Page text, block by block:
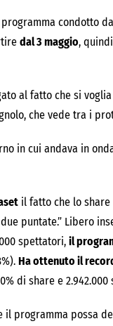
condotto
dal 3 maggio, quindi
al fatto che si
che vede tra i
in cui andava in
il fatto che lo share
puntate.” Libero
spettatori, il
Ha ottenuto il
di share e 2.942.000
il programma possa